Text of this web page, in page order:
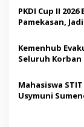
o
Demokrasi bagi
PKDI Cup II
Pamekasan,
Madura
Kemenhub
Seluruh Korban
Operator
Mahasiswa
Usymuni